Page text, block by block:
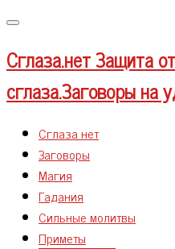
Меню
Сглаза.нетЗащита
сглаза.Заговоры на
Сглаза нет
Заговоры
Магия
Гадания
Сильные молитвы
Приметы